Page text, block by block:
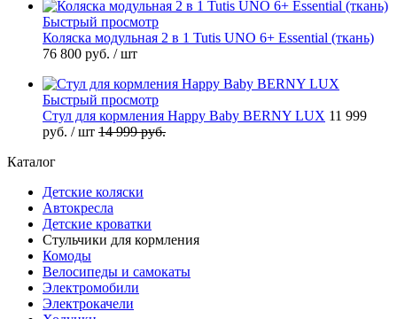
Быстрый просмотр
Коляска модульная 2 в 1 Tutis UNO 6+ Essential (ткань)
76 800 руб. / шт
Быстрый просмотр
Стул для кормления Happy Baby BERNY LUX 11 999
руб. / шт 14 999 руб.
Каталог
Детские коляски
Автокресла
Детские кроватки
Стульчики для кормления
Комоды
Велосипеды и самокаты
Электромобили
Электрокачели